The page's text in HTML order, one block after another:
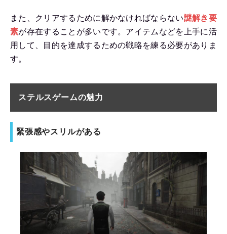
また、クリアするために解かなければならない謎解き要
素が存在することが多いです。アイテムなどを上手に活
用して、目的を達成するための戦略を練る必要がありま
す。
ステルスゲームの魅力
緊張感やスリルがある